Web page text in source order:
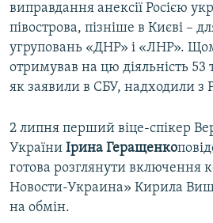
виправдання анексії Росією
півострова, пізніше в Києві –
угруповань «ДНР» і «ЛНР».
отримував на цю діяльність 53
як заявили в СБУ, надходили з
2 липня перший віце-спікер
України Ірина Геращенко
готова розглянути включення
Новости-Украина» Кирила
на обмін.